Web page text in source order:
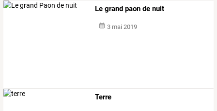
Le grand paon de nuit
3 mai 2019
Terre